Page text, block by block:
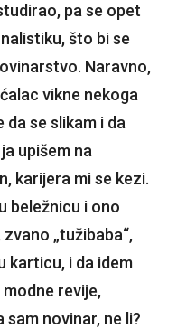
pa se opet
što bi se
Naravno,
vikne nekoga
da se slikam i da
upišem na
karijera mi se kezi.
beležnicu i ono
„tužibaba“,
karticu, i da idem
revije,
novinar, ne li?